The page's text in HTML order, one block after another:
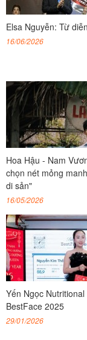
Elsa Nguyễn: Từ
16/06/2026
Hoa Hậu - Nam
chọn nét mỏng
di sản"
16/05/2026
Yến Ngọc
BestFace 2025
29/01/2026